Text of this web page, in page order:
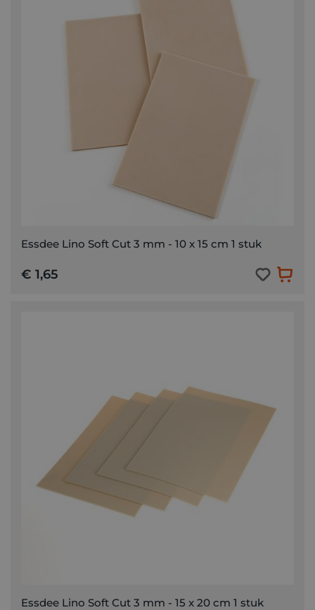
Essdee Lino Soft Cut 3 mm - 10 x 15 cm 1 stuk
€ 1,65
Essdee Lino Soft Cut 3 mm - 15 x 20 cm 1 stuk